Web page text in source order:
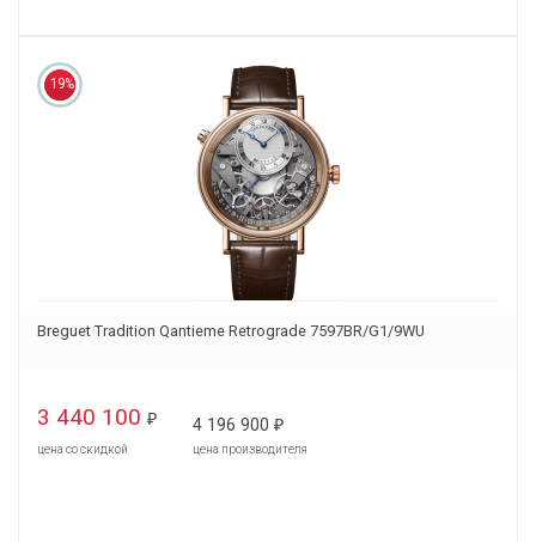
19%
Breguet Tradition Qantieme Retrograde 7597BR/G1/9WU
3 440 100 ₽
цена со скидкой
4 196 900 ₽
цена производителя